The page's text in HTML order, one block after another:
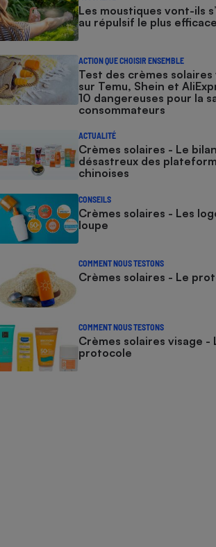
Les moustiques vont-ils
au répulsif le plus
ACTION QUE CHOISIR ENSEMBLE
Test des crèmes solaires
sur Temu, Shein et
10 dangereuses pour la
consommateurs
ACTUALITÉ
Crèmes solaires - Le bilan
désastreux des
chinoises
CONSEILS
Crèmes solaires - Les
loupe
COMMENT NOUS TESTONS
Crèmes solaires - Le
COMMENT NOUS TESTONS
Crèmes solaires visage -
protocole